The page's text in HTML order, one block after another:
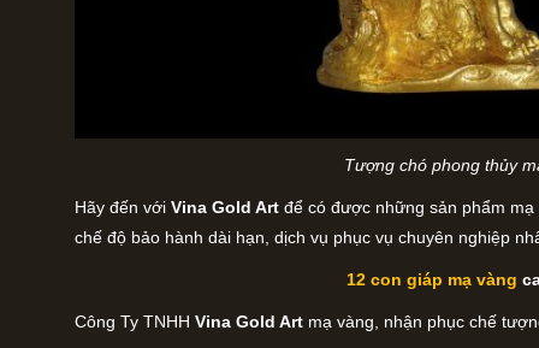
Tượng chó phong thủy
Hãy đến với Vina Gold Art để có được những sản phẩm
chế độ bảo hành dài hạn, dịch vụ phục vụ chuyên nghiệp
12 con giáp mạ vàng
Công Ty TNHH Vina Gold Art mạ vàng, nhận phục chế